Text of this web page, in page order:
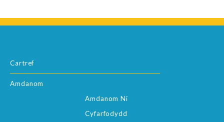
Cartref
Amdanom
Amdanom Ni
Cyfarfodydd